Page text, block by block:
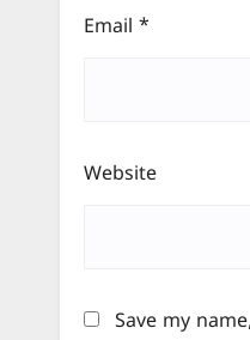
Email *
Website
Save my